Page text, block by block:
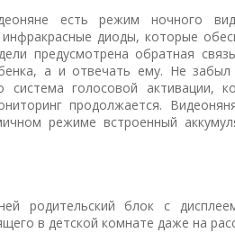
есть режим ночного
диоды, которые
предусмотрена обратная
а и отвечать ему. Не
система голосовой активации,
продолжается.
режиме встроенный
родительский блок с
в детской комнате даже на